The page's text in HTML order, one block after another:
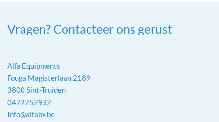
Vragen? Contacteer ons gerust
Alfa Equipments
Fouga Magisterlaan 2189
3800 Sint-Truiden
0472252932
Info@alfabv.be